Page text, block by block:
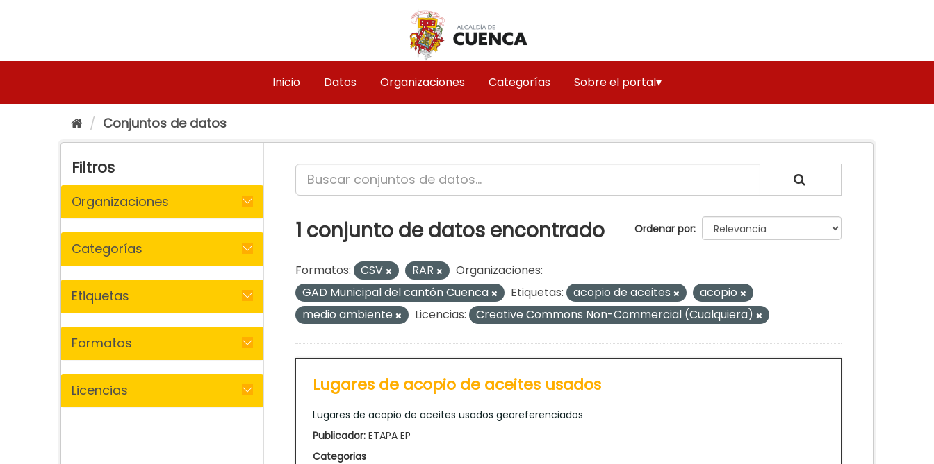
Inicio Datos Organizaciones Categorías Sobre el portal▾
Conjuntos de datos
Filtros
Organizaciones
Categorías
Etiquetas
Formatos
Licencias
Ordenar por
1 conjunto de datos encontrado
Formatos: CSV RAR
Organizaciones:
GAD Municipal del cantón Cuenca
Etiquetas: acopio de aceites
acopio
medio ambiente
Licencias: Creative Commons Non-Commercial (Cualquiera)
Lugares de acopio de aceites usados
Lugares de acopio de aceites usados georeferenciados
Publicador: ETAPA EP
Categorias